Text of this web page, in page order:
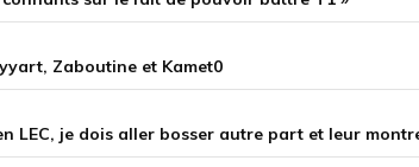
Zaboutine et Kamet0